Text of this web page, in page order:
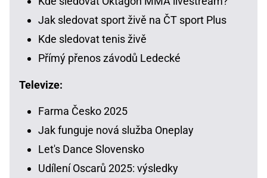
Jak sledovat sport živě na ČT sport Plus
Kde sledovat tenis živě
Přímý přenos závodů Ledecké
Televize:
Farma Česko 2025
Jak funguje nová služba Oneplay
Let's Dance Slovensko
Udílení Oscarů 2025: výsledky